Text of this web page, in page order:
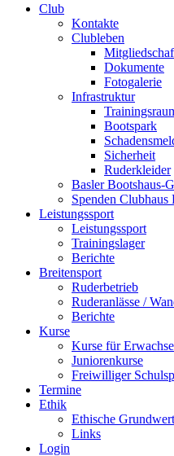
Club
Kontakte
Clubleben
Dokumente
Fotogalerie
Infrastruktur
Bootspark
Sicherheit
Ruderkleider
Basler Bootshaus-
Spenden Clubhaus
Leistungssport
Leistungssport
Trainingslager
Berichte
Breitensport
Ruderbetrieb
Ruderanlässe /
Berichte
Kurse
Kurse für
Juniorenkurse
Freiwilliger
Termine
Ethik
Ethische
Links
Login